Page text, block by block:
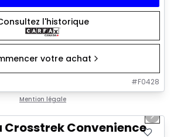
l'historique
votre achat
#F0428
Mention légale
Next
Crosstrek Convenience